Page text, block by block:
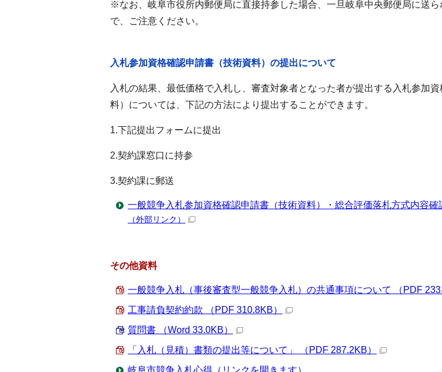
※なお、岐阜市役所内郵便局に直接持参した場合、一旦岐阜中央郵便局に送
で、ご注意ください。
入札参加資格確認申請書（技術資料）の提出について
入札の結果、最低価格で入札し、審査対象者となった者が提出する入札参加
料）については、下記の方法により提出することができます。
1.下記提出フォームに提出
2.契約課窓口に持参
3.契約課に郵送
一般競争入札参加資格確認申請書（技術資料）・総合評価落札方式内容
（外部リンク）
その他資料
一般競争入札（事後審査型一般競争入札）の共通事項について （PDF
工事請負契約約款 （PDF 310.8KB）
質問書 （Word 33.0KB）
「入札（見積）書類の提出等について」 （PDF 287.2KB）
岐阜市競争入札心得（リンクを開きます）